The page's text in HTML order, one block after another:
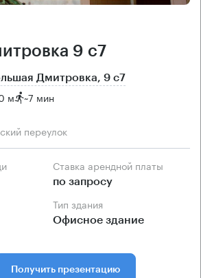
9 с7
Дмитровка, 9 с7
м ~7 мин
переулок
Ставка арендной платы
по запросу
Тип здания
Офисное здание
Получить презентацию